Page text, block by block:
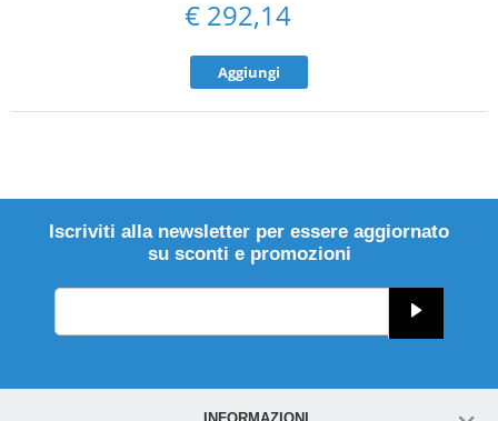
€ 292,14
Aggiungi
Iscriviti alla newsletter per essere aggiornato
su sconti e promozioni